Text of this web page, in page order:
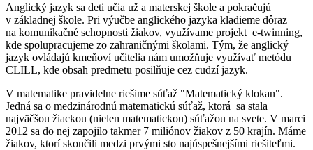
Anglický jazyk sa deti učia už a materskej škole a pokračujú
v základnej škole. Pri výučbe anglického jazyka kladieme dôraz
na komunikačné schopnosti žiakov, využívame projekt e-twinning,
kde spolupracujeme zo zahraničnými školami. Tým, že anglický
jazyk ovládajú kmeňoví učitelia nám umožňuje využívať metódu
CLILL, kde obsah predmetu posilňuje cez cudzí jazyk.
V matematike pravidelne riešime súťaž "Matematický klokan".
Jedná sa o medzinárodnú matematickú súťaž, ktorá sa stala
najväčšou žiackou (nielen matematickou) súťažou na svete. V marci
2012 sa do nej zapojilo takmer 7 miliónov žiakov z 50 krajín. Máme
žiakov, ktorí skončili medzi prvými sto najúspešnejšími riešiteľmi.